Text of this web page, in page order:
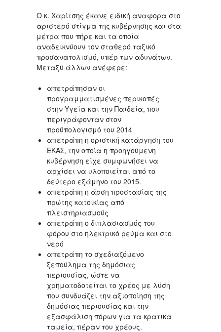
Ο κ. Χαρίτσης έκανε ειδική αναφορα στο
αριστερό στίγμα της κυβέρνησης και στα
μέτρα που πήρε και τα οποία
αναδεικνύουν τον σταθερό ταξικό
προσανατολισμό, υπέρ των αδυνάτων.
Μεταξύ άλλων ανέφερε:
απετράπησαν οι
προγραμματισμένες περικοπές
στην Υγεία και την Παιδεία, που
περιγράφονταν στον
προϋπολογισμό του 2014
απετράπη η οριστική κατάργηση του
ΕΚΑΣ, την οποία η προηγούμενη
κυβέρνηση είχε συμφωνήσει να
αρχίσει να υλοποιείται από το
δεύτερο εξάμηνο του 2015.
απετράπη η άρση προστασίας της
πρώτης κατοικίας από
πλειστηριασμούς
απετράπη ο διπλασιασμός του
φόρου στο ηλεκτρικό ρεύμα και στο
νερό
απετράπη το σχεδιαζόμενο
ξεπούλημα της δημόσιας
περιουσίας, ώστε να
χρηματοδοτείται το χρέος με λύση
που συνδυάζει την αξιοποίηση της
δημόσιας περιουσίας και την
εξασφάλιση πόρων για τα κρατικά
ταμεία, πέραν του χρέους.